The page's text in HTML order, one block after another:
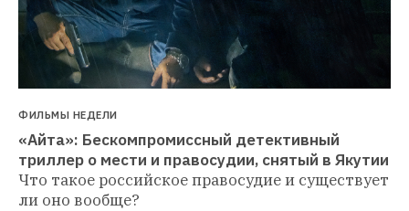
ФИЛЬМЫ НЕДЕЛИ
«Айта»: Бескомпромиссный детективный
триллер о мести и правосудии, снятый в Якутии
Что такое российское правосудие и существует
ли оно вообще?